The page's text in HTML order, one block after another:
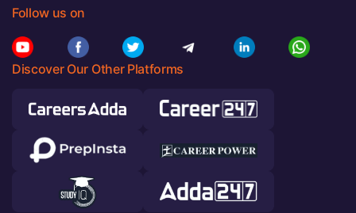
Follow us on
Discover Our Other Platforms